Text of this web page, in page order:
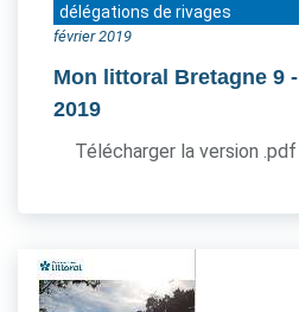
délégations de rivages
février 2019
Mon littoral Bretagne 9 -
2019
Télécharger la version .pdf